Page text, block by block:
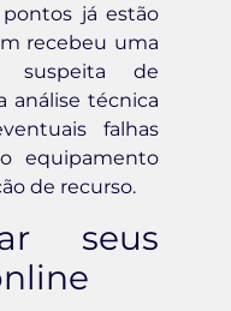
já estão
recebeu uma
suspeita de
análise técnica
falhas
equipamento
de recurso.
seus